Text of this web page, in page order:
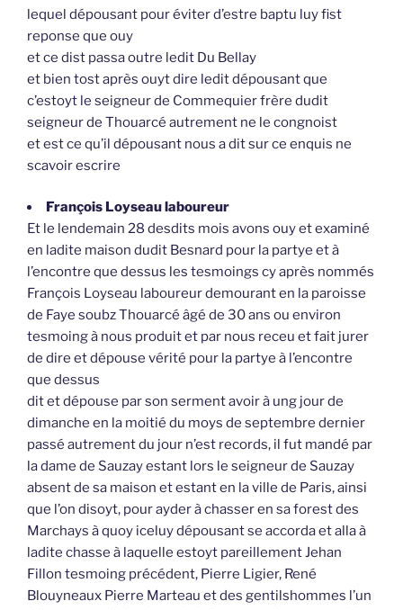
lequel dépousant pour éviter d’estre baptu luy fist
reponse que ouy
et ce dist passa outre ledit Du Bellay
et bien tost après ouyt dire ledit dépousant que
c’estoyt le seigneur de Commequier frère dudit
seigneur de Thouarcé autrement ne le congnoist
et est ce qu’il dépousant nous a dit sur ce enquis ne
scavoir escrire
François Loyseau laboureur
Et le lendemain 28 desdits mois avons ouy et examiné
en ladite maison dudit Besnard pour la partye et à
l’encontre que dessus les tesmoings cy après nommés
François Loyseau laboureur demourant en la paroisse
de Faye soubz Thouarcé âgé de 30 ans ou environ
tesmoing à nous produit et par nous receu et fait jurer
de dire et dépouse vérité pour la partye à l’encontre
que dessus
dit et dépouse par son serment avoir à ung jour de
dimanche en la moitié du moys de septembre dernier
passé autrement du jour n’est records, il fut mandé par
la dame de Sauzay estant lors le seigneur de Sauzay
absent de sa maison et estant en la ville de Paris, ainsi
que l’on disoyt, pour ayder à chasser en sa forest des
Marchays à quoy iceluy dépousant se accorda et alla à
ladite chasse à laquelle estoyt pareillement Jehan
Fillon tesmoing précédent, Pierre Ligier, René
Blouyneaux Pierre Marteau et des gentilshommes l’un